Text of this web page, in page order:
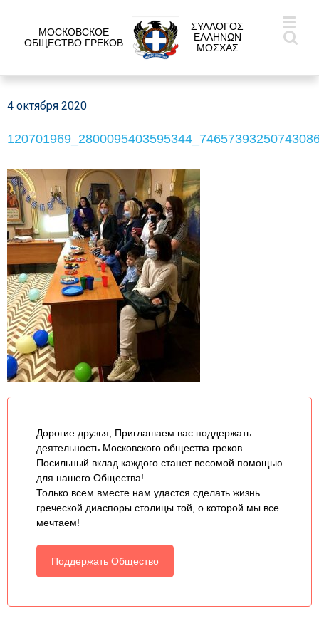
МОСКОВСКОЕ
ОБЩЕСТВО ГРЕКОВ
ΣΥΛΛΟΓΟΣ
ΕΛΛΗΝΩΝ
ΜΟΣΧΑΣ
4 октября 2020
Дорогие друзья, Приглашаем вас поддержать
деятельность Московского общества греков.
Посильный вклад каждого станет весомой помощью
для нашего Общества!
Только всем вместе нам удастся сделать жизнь
греческой диаспоры столицы той, о которой мы все
мечтаем!
Поддержать Общество